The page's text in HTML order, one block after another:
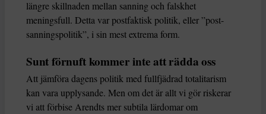
längre skillnaden mellan sanning och falskhet
meningsfull. Detta var postfaktisk politik, eller ”post-
sanningspolitik”, i sin mest extrema form.
Sunt förnuft kommer inte att rädda oss
Att jämföra dagens politik med fullfjädrad totalitarism
kan vara upplysande. Men om det är allt vi gör riskerar
vi att förbise Arendts mer subtila lärdomar om